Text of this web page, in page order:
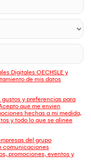
Digitales OECHSLE y
de mis datos
gustos y preferencias para
que me envien
hechas a mi medida,
y todo lo que se alinee
del grupo
comunicaciones
promociones, eventos y